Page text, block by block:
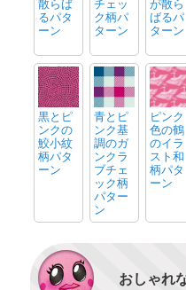
るパタ
ーン
ク柄パ
ターン
ばるパ
ターン
黒とピ
ンクの
鮫小紋
柄パタ
ーン
青とピ
ンク基
調のガ
ンクラ
ブチェ
ック柄
パター
ン
ピンク
色の鶴
のイラ
スト和
柄パタ
ーン
おしゃれ